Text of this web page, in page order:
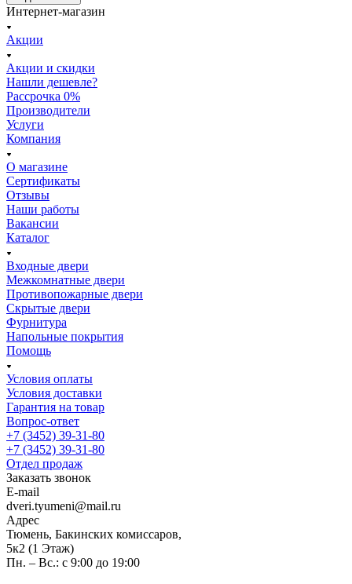
Интернет-магазин
Акции
Акции и скидки
Нашли дешевле?
Рассрочка 0%
Производители
Услуги
Компания
О магазине
Сертификаты
Отзывы
Наши работы
Вакансии
Каталог
Входные двери
Межкомнатные двери
Противопожарные двери
Скрытые двери
Фурнитура
Напольные покрытия
Помощь
Условия оплаты
Условия доставки
Гарантия на товар
Вопрос-ответ
+7 (3452) 39-31-80
+7 (3452) 39-31-80
Отдел продаж
Заказать звонок
E-mail
dveri.tyumeni@mail.ru
Адрес
Тюмень, Бакинских комиссаров,
5к2 (1 Этаж)
Пн. – Вс.: с 9:00 до 19:00